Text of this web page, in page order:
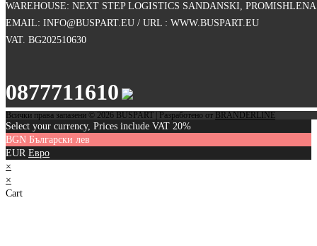
WAREHOUSE: NEXT STEP LOGISTICS SANDANSKI,
EMAIL: INFO@BUSPART.EU / URL : WWW.BUSPART.EU
VAT. BG202510630
0877711610
Всички права запазени © 2026 BUSPART | Разработено от BRANDERLINE
Select your currency, Prices include VAT 20%
BGN Български лев
EUR Евро
×
×
Cart